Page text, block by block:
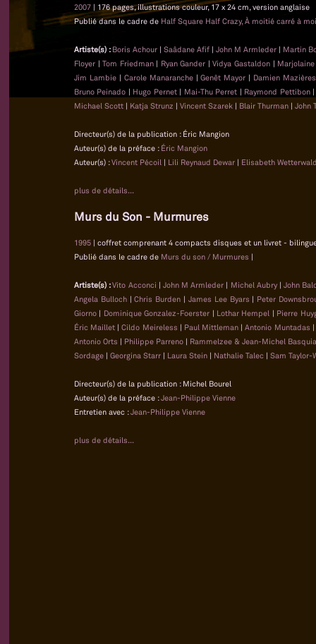
2007 | 176 pages, illustrations couleur, 17 x 24 cm, version anglaise
Publié dans le cadre de Half Square Half Crazy, À moitié carré à
Artiste(s) : Boris Achour | Saâdane Afif | John M Armleder | Martin
Floyer |Tom Friedman| Ryan Gander |Vidya Gastaldon | Marjolaine
Jim Lambie| Carole Manaranche|Genêt Mayor | Damien Mazières
Bruno Peinado | Hugo Pernet| Mai-Thu Perret | Raymond Pettibon
Michael Scott | Katja Strunz | Vincent Szarek | Blair Thurman | John
Directeur(s) de la publication : Éric Mangion
Auteur(s) de la préface : Éric Mangion
Auteur(s) :Vincent Pécoil | Lili Reynaud Dewar | Elisabeth
plus de détails...
Murs du Son - Murmures
1995 | coffret comprenant 4 compacts disques et un livret -
Publié dans le cadre de Murs du son / Murmures |
Artiste(s) :Vito Acconci | John M Armleder | Michel Aubry|John
Angela Bulloch|Chris Burden | James Lee Byars | Peter
Giorno | Dominique Gonzalez-Foerster | Lothar Hempel | Pierre
Éric Maillet |Cildo Meireless | Paul Mittleman |Antonio Muntadas |
Antonio Orts | Philippe Parreno | Rammelzee & Jean-Michel
Sordage | Georgina Starr | Laura Stein | Nathalie Talec | Sam Taylor-
Directeur(s) de la publication : Michel Bourel
Auteur(s) de la préface :Jean-Philippe Vienne
Entretien avec :Jean-Philippe Vienne
plus de détails...